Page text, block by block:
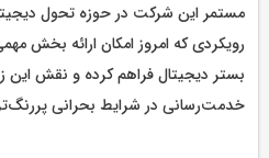
مستمر این شرکت در حوزه تحول
رویکردی که امروز امکان ارائه بخش
بستر دیجیتال فراهم کرده و نقش این
خدمت‌رسانی در شرایط بحرانی